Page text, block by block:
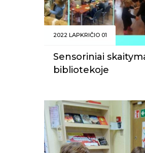
2022 LAPKRIČIO 01
Sensoriniai
bibliotekoje